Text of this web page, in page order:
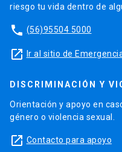
riesgo tu vida dentro de
phone (56)95504 5000
launch Ir al sitio de
DISCRIMINACIÓN Y
Orientación y apoyo en
género o violencia sexual.
launch Contacto para apoyo